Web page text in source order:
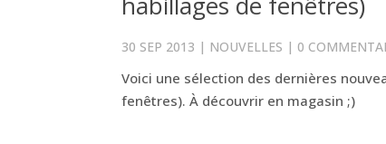
30 SEP 2013 | NOUVELLES | 0
Voici une sélection des dernières
fenêtres). À découvrir en magasin ;)